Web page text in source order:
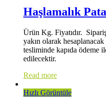
Haşlamalık
Ürün Kg. Fiyatıdır.
yakın olarak
tesliminde kapıda ödeme
edilecektir.
Read more
Hızlı Görüntüle